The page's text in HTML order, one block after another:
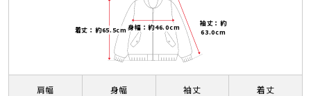
身幅：約46.0cm
袖丈：約
63.0cm
着丈：約65.5cm
肩幅 身幅 袖丈 着丈